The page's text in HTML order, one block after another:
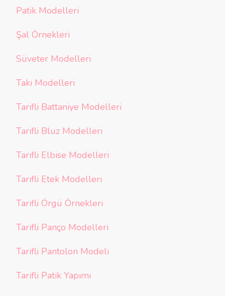
Patik Modelleri
Şal Örnekleri
Süveter Modelleri
Takı Modelleri
Tarifli Battaniye Modelleri
Tarifli Bluz Modelleri
Tarifli Elbise Modelleri
Tarifli Etek Modelleri
Tarifli Örgü Örnekleri
Tarifli Panço Modelleri
Tarifli Pantolon Modeli
Tarifli Patik Yapımı